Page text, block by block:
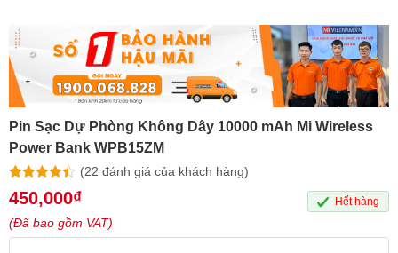
Pin Sạc Dự Phòng Không Dây 10000 mAh Mi Wireless
Power Bank WPB15ZM
4.41 trên 5
dựa trên
22
(22 đánh giá của khách hàng)
450,000₫
(Đã bao gồm VAT)
Hết hàng